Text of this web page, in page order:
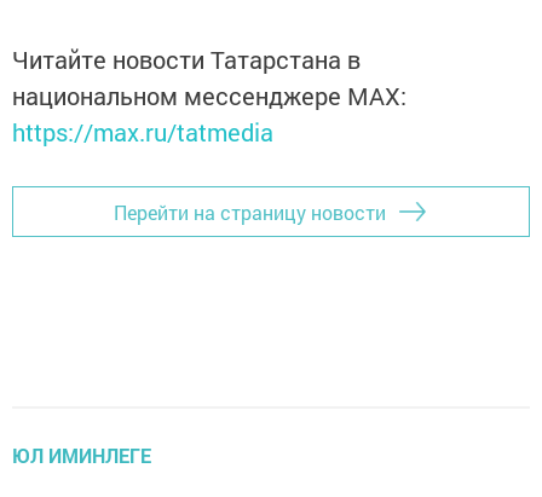
Читайте новости Татарстана в
национальном мессенджере MАХ:
https://max.ru/tatmedia
Перейти на страницу новости
ЮЛ ИМИНЛЕГЕ